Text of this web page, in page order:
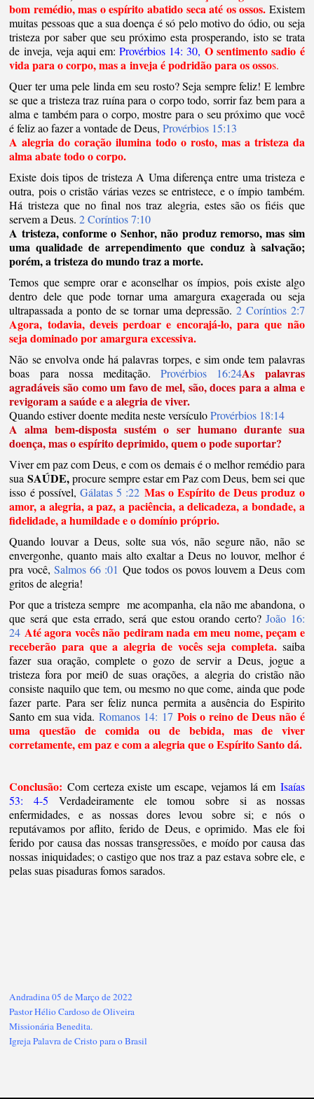
bom remédio, mas o espírito abatido seca até os ossos. Existem
muitas pessoas que a sua doença é só pelo motivo do ódio, ou seja
tristeza por saber que seu próximo esta prosperando, isto se trata
de inveja, veja aqui em: Provérbios 14: 30, O sentimento sadio é
vida para o corpo, mas a inveja é podridão para os ossos.
Quer ter uma pele linda em seu rosto? Seja sempre feliz! E lembre
se que a tristeza traz ruína para o corpo todo, sorrir faz bem para a
alma e também para o corpo, mostre para o seu próximo que você
é feliz ao fazer a vontade de Deus, Provérbios 15:13
A alegria do coração ilumina todo o rosto, mas a tristeza da
alma abate todo o corpo.
Existe dois tipos de tristeza A Uma diferença entre uma tristeza e
outra, pois o cristão várias vezes se entristece, e o ímpio também.
Há tristeza que no final nos traz alegria, estes são os fiéis que
servem a Deus.2 Coríntios 7:10
A tristeza, conforme o Senhor, não produz remorso, mas sim
uma qualidade de arrependimento que conduz à salvação;
porém, a tristeza do mundo traz a morte.
Temos que sempre orar e aconselhar os ímpios, pois existe algo
dentro dele que pode tornar uma amargura exagerada ou seja
ultrapassada a ponto de se tornar uma depressão. 2 Coríntios 2:7
Agora, todavia, deveis perdoar e encorajá-lo, para que não
seja dominado por amargura excessiva.
Não se envolva onde há palavras torpes, e sim onde tem palavras
boas para nossa meditação.
Provérbios 16:24As palavras
agradáveis são como um favo de mel, são, doces para a alma e
revigoram a saúde e a alegria de viver.
Quando estiver doente medita neste versículo Provérbios 18:14
A almabem-disposta sustém o ser humano durante sua
doença, mas o espírito deprimido, quem o pode suportar?
Viver em paz com Deus, e com os demais é o melhor remédio para
sua SAÚDE,procure sempre estar em Paz com Deus, bem sei que
isso é possível, Gálatas 5 :22 Mas o Espírito de Deus produz o
amor, a alegria, a paz, a paciência, a delicadeza, a bondade, a
fidelidade, a humildade e o domínio próprio.
Quando louvar a Deus, solte sua vós, não segure não, não se
envergonhe, quanto mais alto exaltar a Deus no louvor, melhor é
pra você, Salmos 66 :01 Que todos os povos louvem a Deus com
gritos de alegria!
Por que a tristeza sempre me acompanha, ela não me abandona, o
que será que esta errado, será que estou orando certo?João 16:
24 Até agora vocês não pediram nada em meu nome, peçam e
receberão para que a alegria de vocês seja completa. saiba
fazer sua oração, complete o gozo de servir a Deus, jogue a
tristeza fora por mei0 de suas orações, a alegria do cristão não
consiste naquilo que tem, ou mesmo no que come, ainda que pode
fazer parte. Para ser feliz nunca permita a ausência do Espirito
Santo em sua vida. Romanos 14: 17 Pois o reino de Deus não é
uma questão de comida ou de bebida, mas de viver
corretamente, em paz e com a alegria que o Espírito Santo dá.
Conclusão:Com certeza existe um escape, vejamos lá em Isaías
53: 4-5
Verdadeiramente ele tomou sobre si as nossas
enfermidades, e as nossas dores levou sobre si; e nós o
reputávamos por aflito, ferido de Deus, e oprimido. Mas ele foi
ferido por causa das nossas transgressões, e moído por causa das
nossas iniquidades; o castigo que nos traz a paz estava sobre ele, e
pelas suas pisaduras fomos sarados.
Andradina 05 de Março de 2022
Pastor Hélio Cardoso de Oliveira
Missionária Benedita.
Igreja Palavra de Cristo para o Brasil